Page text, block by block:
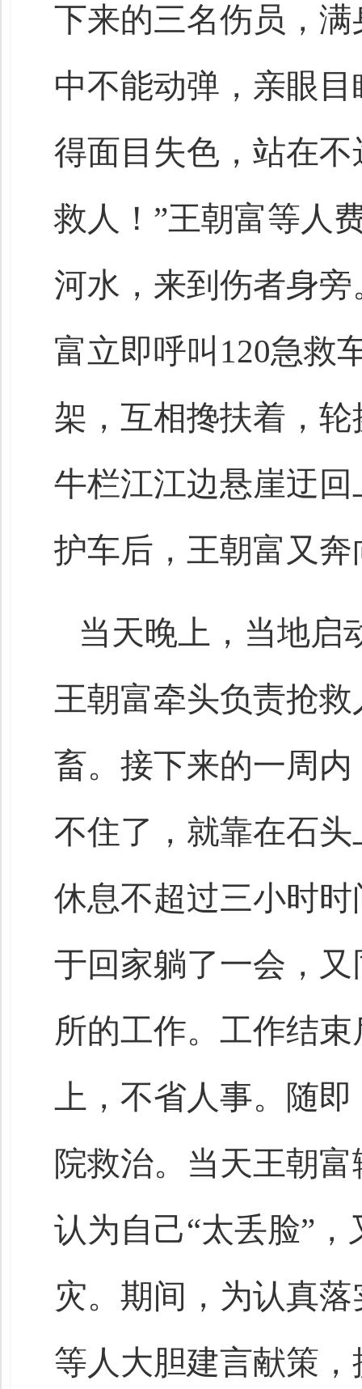
下来的三名伤员，
中不能动弹，亲眼
得面目失色，站在
救人！”王朝富等人
河水，来到伤者身
富立即呼叫120急救
架，互相搀扶着，
牛栏江江边悬崖迂
护车后，王朝富又
当天晚上，当地启
王朝富牵头负责抢
畜。接下来的一周
不住了，就靠在石
休息不超过三小时
于回家躺了一会，
所的工作。工作结
上，不省人事。随
院救治。当天王朝
认为自己“太丢脸”
灾。期间，为认真
等人大胆建言献策